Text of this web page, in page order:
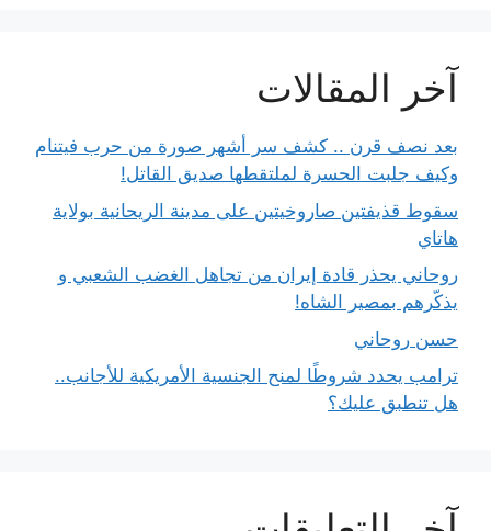
آخر المقالات
بعد نصف قرن .. كشف سر أشهر صورة من حرب فيتنام
وكيف جلبت الحسرة لملتقطها صديق القاتل!
سقوط قذيفتين صاروخيتين على مدينة الريحانية بولاية
هاتاي
روحاني يحذر قادة إيران من تجاهل الغضب الشعبي و
يذكّرهم بمصير الشاه!
حسن روحاني
ترامب يحدد شروطًا لمنح الجنسية الأمريكية للأجانب..
هل تنطبق عليك؟